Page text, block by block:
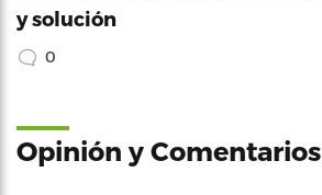
y solución
0
Opinión y Comentarios